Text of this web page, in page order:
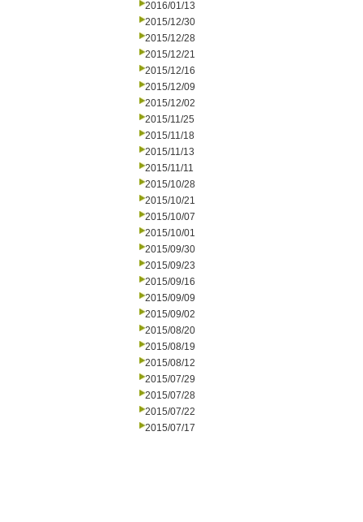
2016/01/13
2015/12/30
2015/12/28
2015/12/21
2015/12/16
2015/12/09
2015/12/02
2015/11/25
2015/11/18
2015/11/13
2015/11/11
2015/10/28
2015/10/21
2015/10/07
2015/10/01
2015/09/30
2015/09/23
2015/09/16
2015/09/09
2015/09/02
2015/08/20
2015/08/19
2015/08/12
2015/07/29
2015/07/28
2015/07/22
2015/07/17